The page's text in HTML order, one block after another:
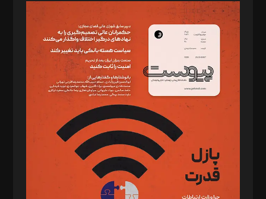
مدیر مسئول: محمدباقر اثنی‌عشری
سردبیر: مهرک محمودی
دبیر تحریریه: میثم قاسمی
د‌بیر ناداستان: سمانه سمیع
د‌بیر خدمت و تجارت: ابوالفضل رجبی
د‌بیر حقوق فناوری: حسام‌الدین ایپکچی
د‌بیر پیوست جهان: مینا پاکدل
د‌بیر تحریریه آنلاین: بابک نقاش
تحریریه‌: مجتبی محمود‌ی، آرش برهمند، یسنا امان‌پور، سروش کرمیان،
مصطفی مسجدی آرانی، ابوالفضل رجبی، زهرا فکرانه، فائزه فتحی
رستمی،مصطفی باستان
ویرایش: نگار استاد‌‌آقا